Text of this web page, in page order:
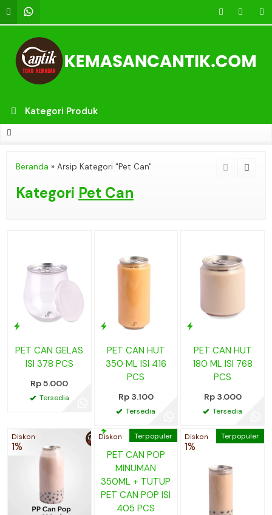
Kategori Produk
Beranda » Arsip Kategori "Pet Can"
Kategori Pet Can
PET CAN GELAS
ISI 378 PCS
Rp 5.000
Tersedia
PET CAN HUT
350 ML ISI 416
PCS
Rp 3.100
Tersedia
PET CAN HUT
180 ML ISI 768
PCS
Rp 3.000
Tersedia
Diskon
1%
Terpopuler
Diskon
PET CAN POP
MINUMAN
350ML + TUTUP
PET CAN POP ISI
405 PCS
Terpopuler
Diskon
1%